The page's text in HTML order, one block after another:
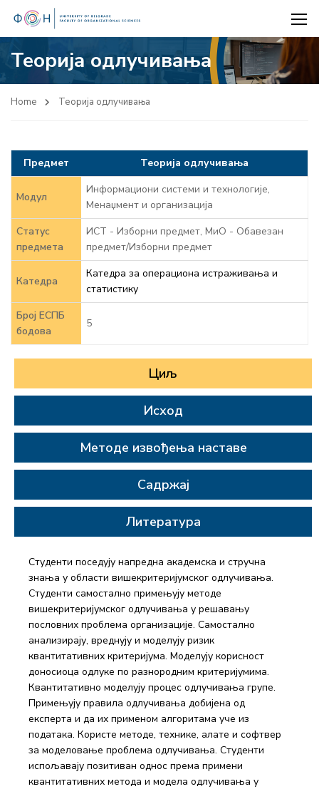
Теорија одлучивања
Home Теорија одлучивања
Предмет Теорија одлучивања
Модул
Информациони системи и технологије,
Менаџмент и организација
Статус
предмета
ИСТ - Изборни предмет, МиО - Обавезан
предмет/Изборни предмет
Катедра
Катедра за операциона истраживања и
статистику
Број ЕСПБ
бодова
5
Циљ
Исход
Методе извођења наставе
Садржај
Литература
Студенти поседују напредна академска и стручна
знања у области вишекритеријумског одлучивања.
Студенти самостално примењују методе
вишекритеријумског одлучивања у решавању
пословних проблема организације. Самостално
анализирају, вреднују и моделују ризик
квантитативних критеријума. Моделују корисност
доносиоца одлуке по разнородним критеријумима.
Квантитативно моделују процес одлучивања групе.
Примењују правила одлучивања добијена од
експерта и да их применом алгоритама уче из
података. Користе методе, технике, алате и софтвер
за моделовање проблема одлучивања. Студенти
испољавају позитиван однос према примени
квантитативних метода и модела одлучивања у